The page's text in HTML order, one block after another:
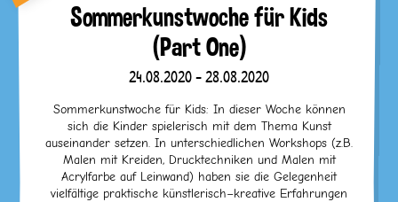
Sommerkunstwoche für Kids
(Part One)
24.08.2020 - 28.08.2020
Sommerkunstwoche für Kids: In dieser Woche können
sich die Kinder spielerisch mit dem Thema Kunst
auseinander setzen. In unterschiedlichen Workshops (z.B.
Malen mit Kreiden, Drucktechniken und Malen mit
Acrylfarbe auf Leinwand) haben sie die Gelegenheit
vielfältige praktische künstlerisch–kreative Erfahrungen